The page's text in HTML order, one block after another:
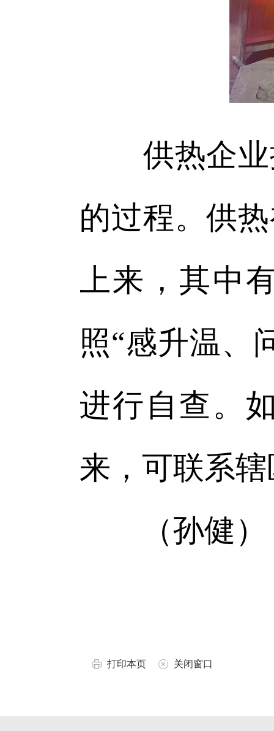
供热企业
的过程。供
上来，其中
照“感升温、
进行自查。
来，可联系
（孙健）
打印本页 关闭窗口